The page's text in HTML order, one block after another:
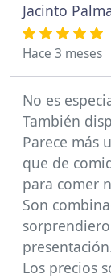
Jacinto
Hace 3 meses
No es
También
Parece más
que de
para comer
Son
Los precios